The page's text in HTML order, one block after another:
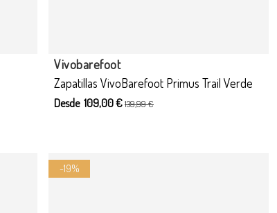
Zapatillas VivoBarefoot Primus Trail Verde
Vivobarefoot
Desde 109,00 €139,99 €
-19%